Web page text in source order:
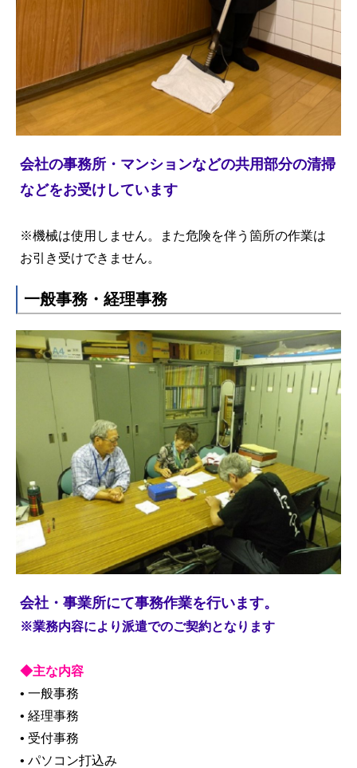
会社の事務所・マンションなどの共用部分の清掃
などをお受けしています
※機械は使用しません。また危険を伴う箇所の作業は
お引き受けできません。
一般事務・経理事務
会社・事業所にて事務作業を行います。
※業務内容により派遣でのご契約となります
◆主な内容
• 一般事務
• 経理事務
• 受付事務
• パソコン打込み